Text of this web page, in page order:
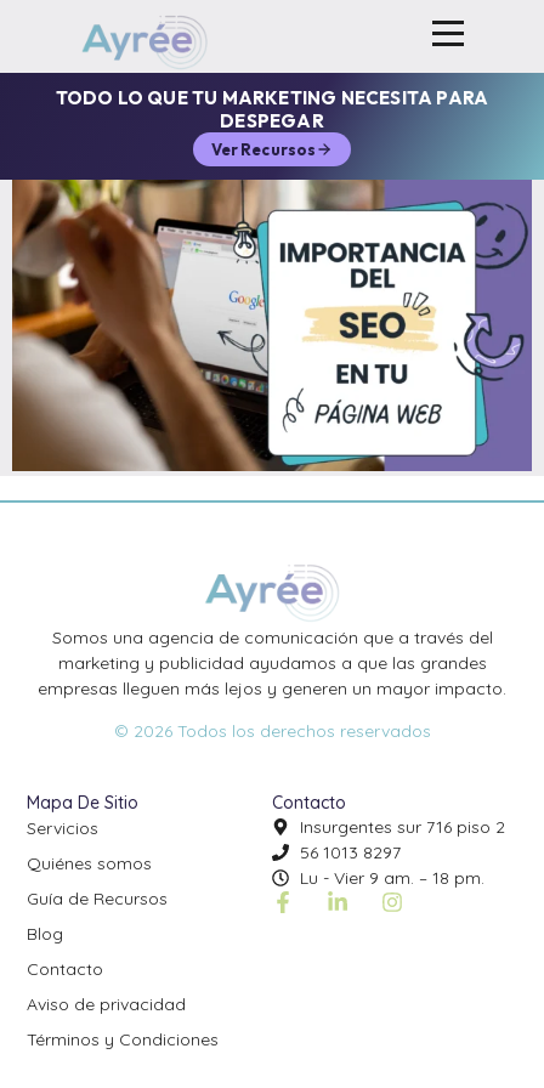
TODO LO QUE TU MARKETING NECESITA PARA
DESPEGAR
Ver Recursos
Somos una agencia de comunicación que a través del
marketing y publicidad ayudamos a que las grandes
empresas lleguen más lejos y generen un mayor impacto.
© 2026 Todos los derechos reservados
Mapa De Sitio
Servicios
Quiénes somos
Guía de Recursos
Blog
Contacto
Aviso de privacidad
Términos y Condiciones
Contacto
Insurgentes sur 716 piso 2
56 1013 8297
Lu - Vier 9 am. – 18 pm.